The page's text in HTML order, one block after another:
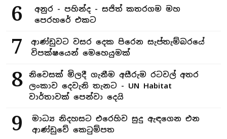
6
අනුර - පහින්ද - සජිත් කතරගම මහ
පෙරහරේ එකට
7
ආණ්ඩුවට වසර දෙක පිරෙන සැප්තැම්බරයේ
විපක්ෂයෙන් මෙහෙයුමක්
8
නිවෙසක් මිලදී ගැනීම අසීරුම රටවල් අතර
ලංකාව දෙවැනි තැනට - UN Habitat
වාර්තාවක් පෙන්වා දෙයි
9
මාධ්‍ය නිදහසට එරෙහිව සුදු ඇඳගෙන එන
ආණ්ඩුවේ කෙටුම්පත